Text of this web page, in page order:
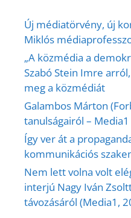
Új médiatörvény, új
Miklós
„A közmédia a
Szabó Stein Imre
meg a közmédiát
Galambos Márton
tanulságairól –
Így ver át a
kommunikációs
Nem lett volna volt
interjú Nagy Iván
távozásáról (Media1,